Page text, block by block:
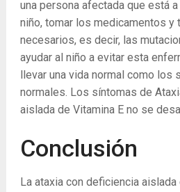
una persona afectada que está
niño, tomar los medicamentos y
necesarios, es decir, las
ayudar al niño a evitar esta
llevar una vida normal como los
normales. Los síntomas de
aislada de Vitamina E no se
Conclusión
La ataxia con deficiencia